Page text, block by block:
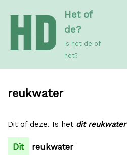
de
inhoud
Het of
de?
Is het de of
het?
reukwater
Dit of deze. Is het dit reukwater
Dit reukwater